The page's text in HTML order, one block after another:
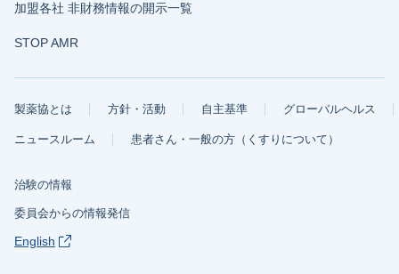
加盟各社 非財務情報の開示一覧
STOP AMR
製薬協とは 方針・活動 自主基準 グローバルヘルス
ニュースルーム 患者さん・一般の方（くすりについて）
治験の情報
委員会からの情報発信
English